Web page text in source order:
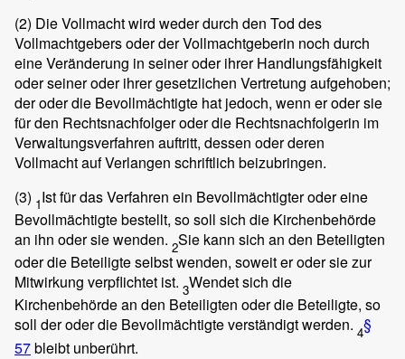
(2) Die Vollmacht wird weder durch den Tod des
Vollmachtgebers oder der Vollmachtgeberin noch durch
eine Veränderung in seiner oder ihrer Handlungsfähigkeit
oder seiner oder ihrer gesetzlichen Vertretung aufgehoben;
der oder die Bevollmächtigte hat jedoch, wenn er oder sie
für den Rechtsnachfolger oder die Rechtsnachfolgerin im
Verwaltungsverfahren auftritt, dessen oder deren
Vollmacht auf Verlangen schriftlich beizubringen.
(3) 1Ist für das Verfahren ein Bevollmächtigter oder eine
Bevollmächtigte bestellt, so soll sich die Kirchenbehörde
an ihn oder sie wenden. 2Sie kann sich an den Beteiligten
oder die Beteiligte selbst wenden, soweit er oder sie zur
Mitwirkung verpflichtet ist. 3Wendet sich die
Kirchenbehörde an den Beteiligten oder die Beteiligte, so
soll der oder die Bevollmächtigte verständigt werden. 4§
57bleibt unberührt.